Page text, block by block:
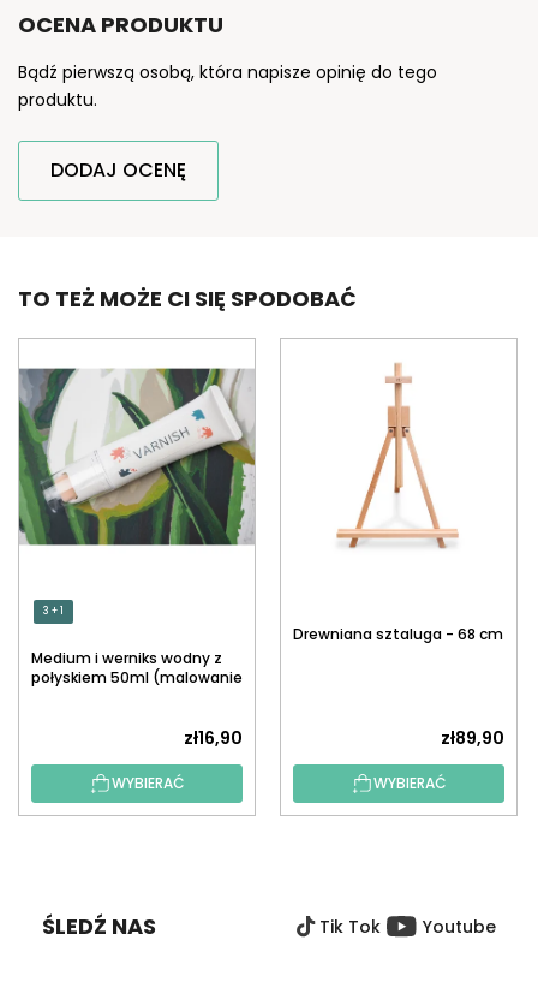
OCENA PRODUKTU
Bądź pierwszą osobą, która napisze opinię do tego
produktu.
DODAJ OCENĘ
TO TEŻ MOŻE CI SIĘ SPODOBAĆ
3 + 1
Medium i werniks wodny z
połyskiem 50ml (malowanie
zł16,90
WYBIERAĆ
Drewniana sztaluga - 68 cm
zł89,90
WYBIERAĆ
ŚLEDŹ NAS Tik Tok Youtube